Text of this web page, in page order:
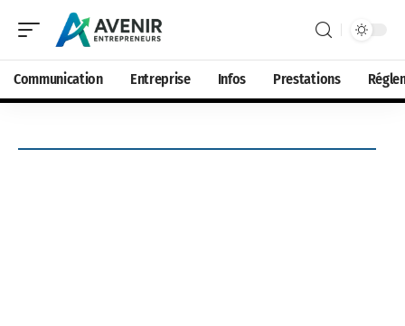
Communication Entreprise Infos Prestations